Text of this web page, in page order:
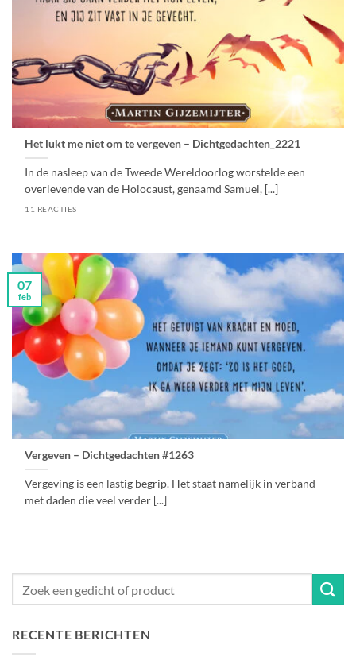
Het lukt me niet om te vergeven – Dichtgedachten_2221
In de nasleep van de Tweede Wereldoorlog worstelde een
overlevende van de Holocaust, genaamd Samuel, [...]
11 REACTIES
Vergeven – Dichtgedachten #1263
Vergeving is een lastig begrip. Het staat namelijk in verband
met daden die veel verder [...]
07
feb
RECENTE BERICHTEN